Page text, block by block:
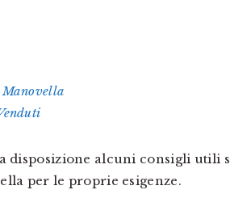
Manovella
disposizione alcuni consigli utili
per le proprie esigenze.